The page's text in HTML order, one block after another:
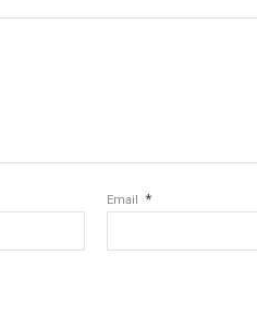
Email *